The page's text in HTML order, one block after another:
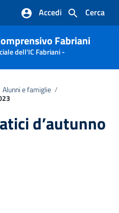
Cerca
Accedi
Fabriani
dell'IC Fabriani -
Alunni e famiglie /
d’autunno